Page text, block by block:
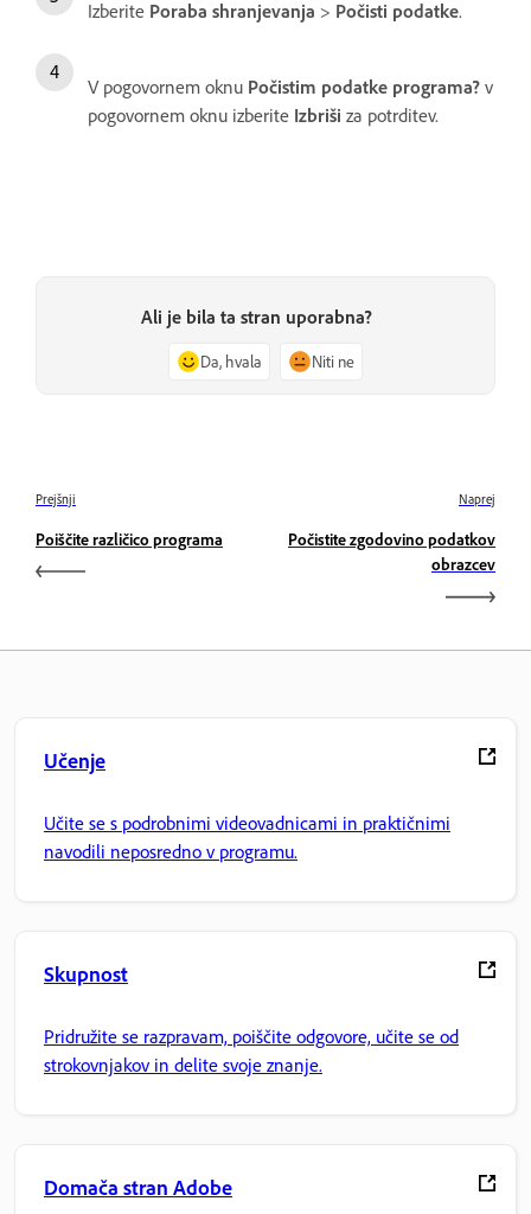
Izberite Poraba shranjevanja > Počisti podatke.
V pogovornem oknu Počistim podatke programa? v
pogovornem oknu izberite Izbriši za potrditev.
Ali je bila ta stran uporabna?
Da, hvala Niti ne
Prejšnji
Poiščite različico programa
Naprej
Počistite zgodovino podatkov
obrazcev
Učenje
Učite se s podrobnimi videovadnicami in praktičnimi
navodili neposredno v programu.
Skupnost
Pridružite se razpravam, poiščite odgovore, učite se od
strokovnjakov in delite svoje znanje.
Domača stran Adobe